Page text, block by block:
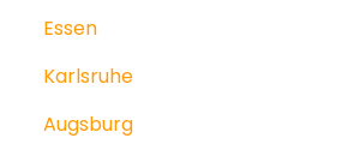
Essen
Karlsruhe
Augsburg